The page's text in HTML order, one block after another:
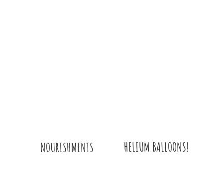
NOURISHMENTS HELIUM BALLOONS!